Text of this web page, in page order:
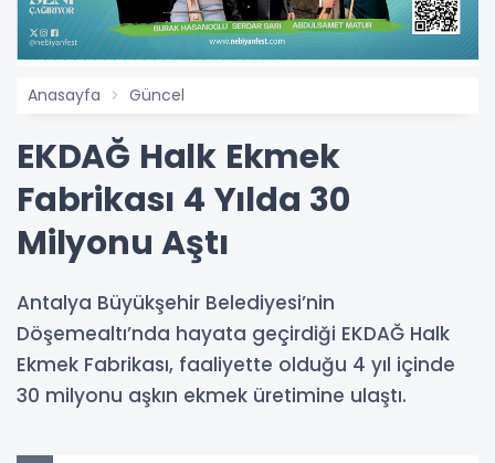
Anasayfa Güncel
EKDAĞ Halk Ekmek
Fabrikası 4 Yılda 30
Milyonu Aştı
Antalya Büyükşehir Belediyesi’nin
Döşemealtı’nda hayata geçirdiği EKDAĞ Halk
Ekmek Fabrikası, faaliyette olduğu 4 yıl içinde
30 milyonu aşkın ekmek üretimine ulaştı.